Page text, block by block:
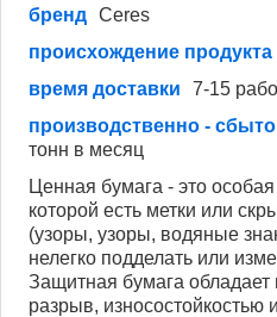
бренд Ceres
происхождение продукта
время доставки
7-15
производственно -
тонн в месяц
Ценная бумага - это
которой есть метки или
(узоры, узоры, водяные
нелегко подделать или
Защитная бумага
разрыв, износостойкостью